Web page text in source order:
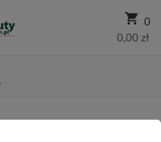
0
0,00 zł